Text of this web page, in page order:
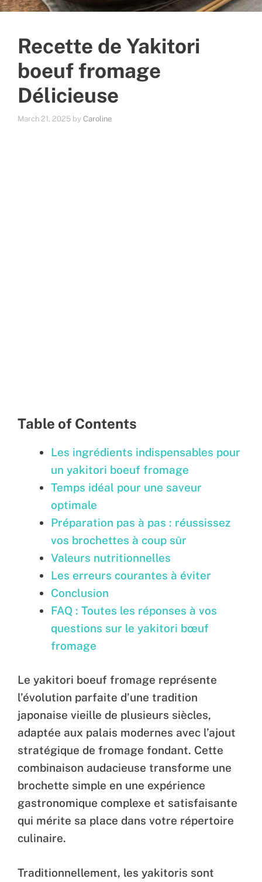
Recette de Yakitori
boeuf fromage
Délicieuse
March 21, 2025 by Caroline
Table of Contents
Les ingrédients indispensables pour
un yakitori boeuf fromage
Temps idéal pour une saveur
optimale
Préparation pas à pas : réussissez
vos brochettes à coup sûr
Valeurs nutritionnelles
Les erreurs courantes à éviter
Conclusion
FAQ : Toutes les réponses à vos
questions sur le yakitori bœuf
fromage
Le yakitori boeuf fromage représente
l’évolution parfaite d’une tradition
japonaise vieille de plusieurs siècles,
adaptée aux palais modernes avec l’ajout
stratégique de fromage fondant. Cette
combinaison audacieuse transforme une
brochette simple en une expérience
gastronomique complexe et satisfaisante
qui mérite sa place dans votre répertoire
culinaire.
Traditionnellement, les yakitoris sont